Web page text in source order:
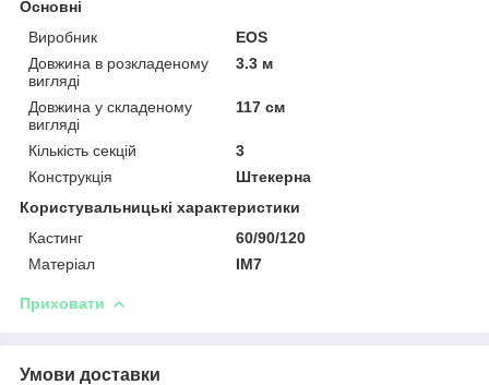
Основні
Виробник
EOS
Довжина в розкладеному
вигляді
3.3 м
Довжина у складеному
вигляді
117 см
Кількість секцій
3
Конструкція
Штекерна
Користувальницькі характеристики
Кастинг
60/90/120
Матеріал
IM7
Приховати
Умови доставки